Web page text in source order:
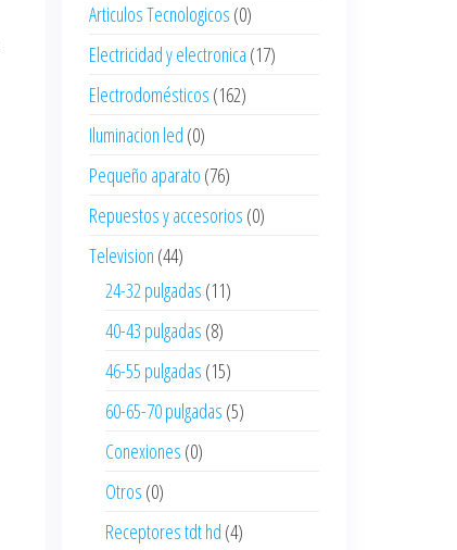
Articulos Tecnologicos (0)
Electricidad y electronica (17)
Electrodomésticos (162)
Iluminacion led (0)
Pequeño aparato (76)
Repuestos y accesorios (0)
Television (44)
24-32 pulgadas (11)
40-43 pulgadas (8)
46-55 pulgadas (15)
60-65-70 pulgadas (5)
Conexiones (0)
Otros (0)
Receptores tdt hd (4)